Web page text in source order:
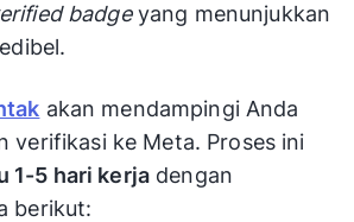
badgeyang menunjukkan
akan mendampingi Anda
verifikasi ke Meta. Proses ini
1-5 hari kerja dengan
berikut: